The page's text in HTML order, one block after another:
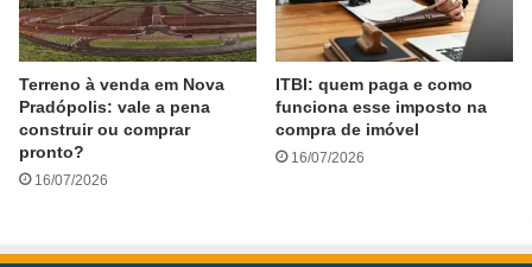
Terreno à venda em Nova
Pradópolis: vale a pena
construir ou comprar
pronto?
16/07/2026
ITBI: quem paga e como
funciona esse imposto na
compra de imóvel
16/07/2026